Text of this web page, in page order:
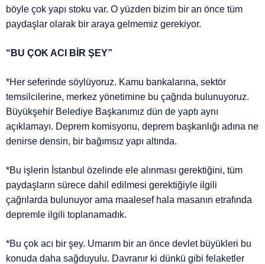
böyle çok yapı stoku var. O yüzden bizim bir an önce tüm
paydaşlar olarak bir araya gelmemiz gerekiyor.
“BU ÇOK ACI BİR ŞEY”
*Her seferinde söylüyoruz. Kamu bankalarına, sektör
temsilcilerine, merkez yönetimine bu çağrıda bulunuyoruz.
Büyükşehir Belediye Başkanımız dün de yaptı aynı
açıklamayı. Deprem komisyonu, deprem başkanlığı adına ne
denirse densin, bir bağımsız yapı altında.
*Bu işlerin İstanbul özelinde ele alınması gerektiğini, tüm
paydaşların sürece dahil edilmesi gerektiğiyle ilgili
çağrılarda bulunuyor ama maalesef hala masanın etrafında
depremle ilgili toplanamadık.
*Bu çok acı bir şey. Umarım bir an önce devlet büyükleri bu
konuda daha sağduyulu. Davranır ki dünkü gibi felaketler